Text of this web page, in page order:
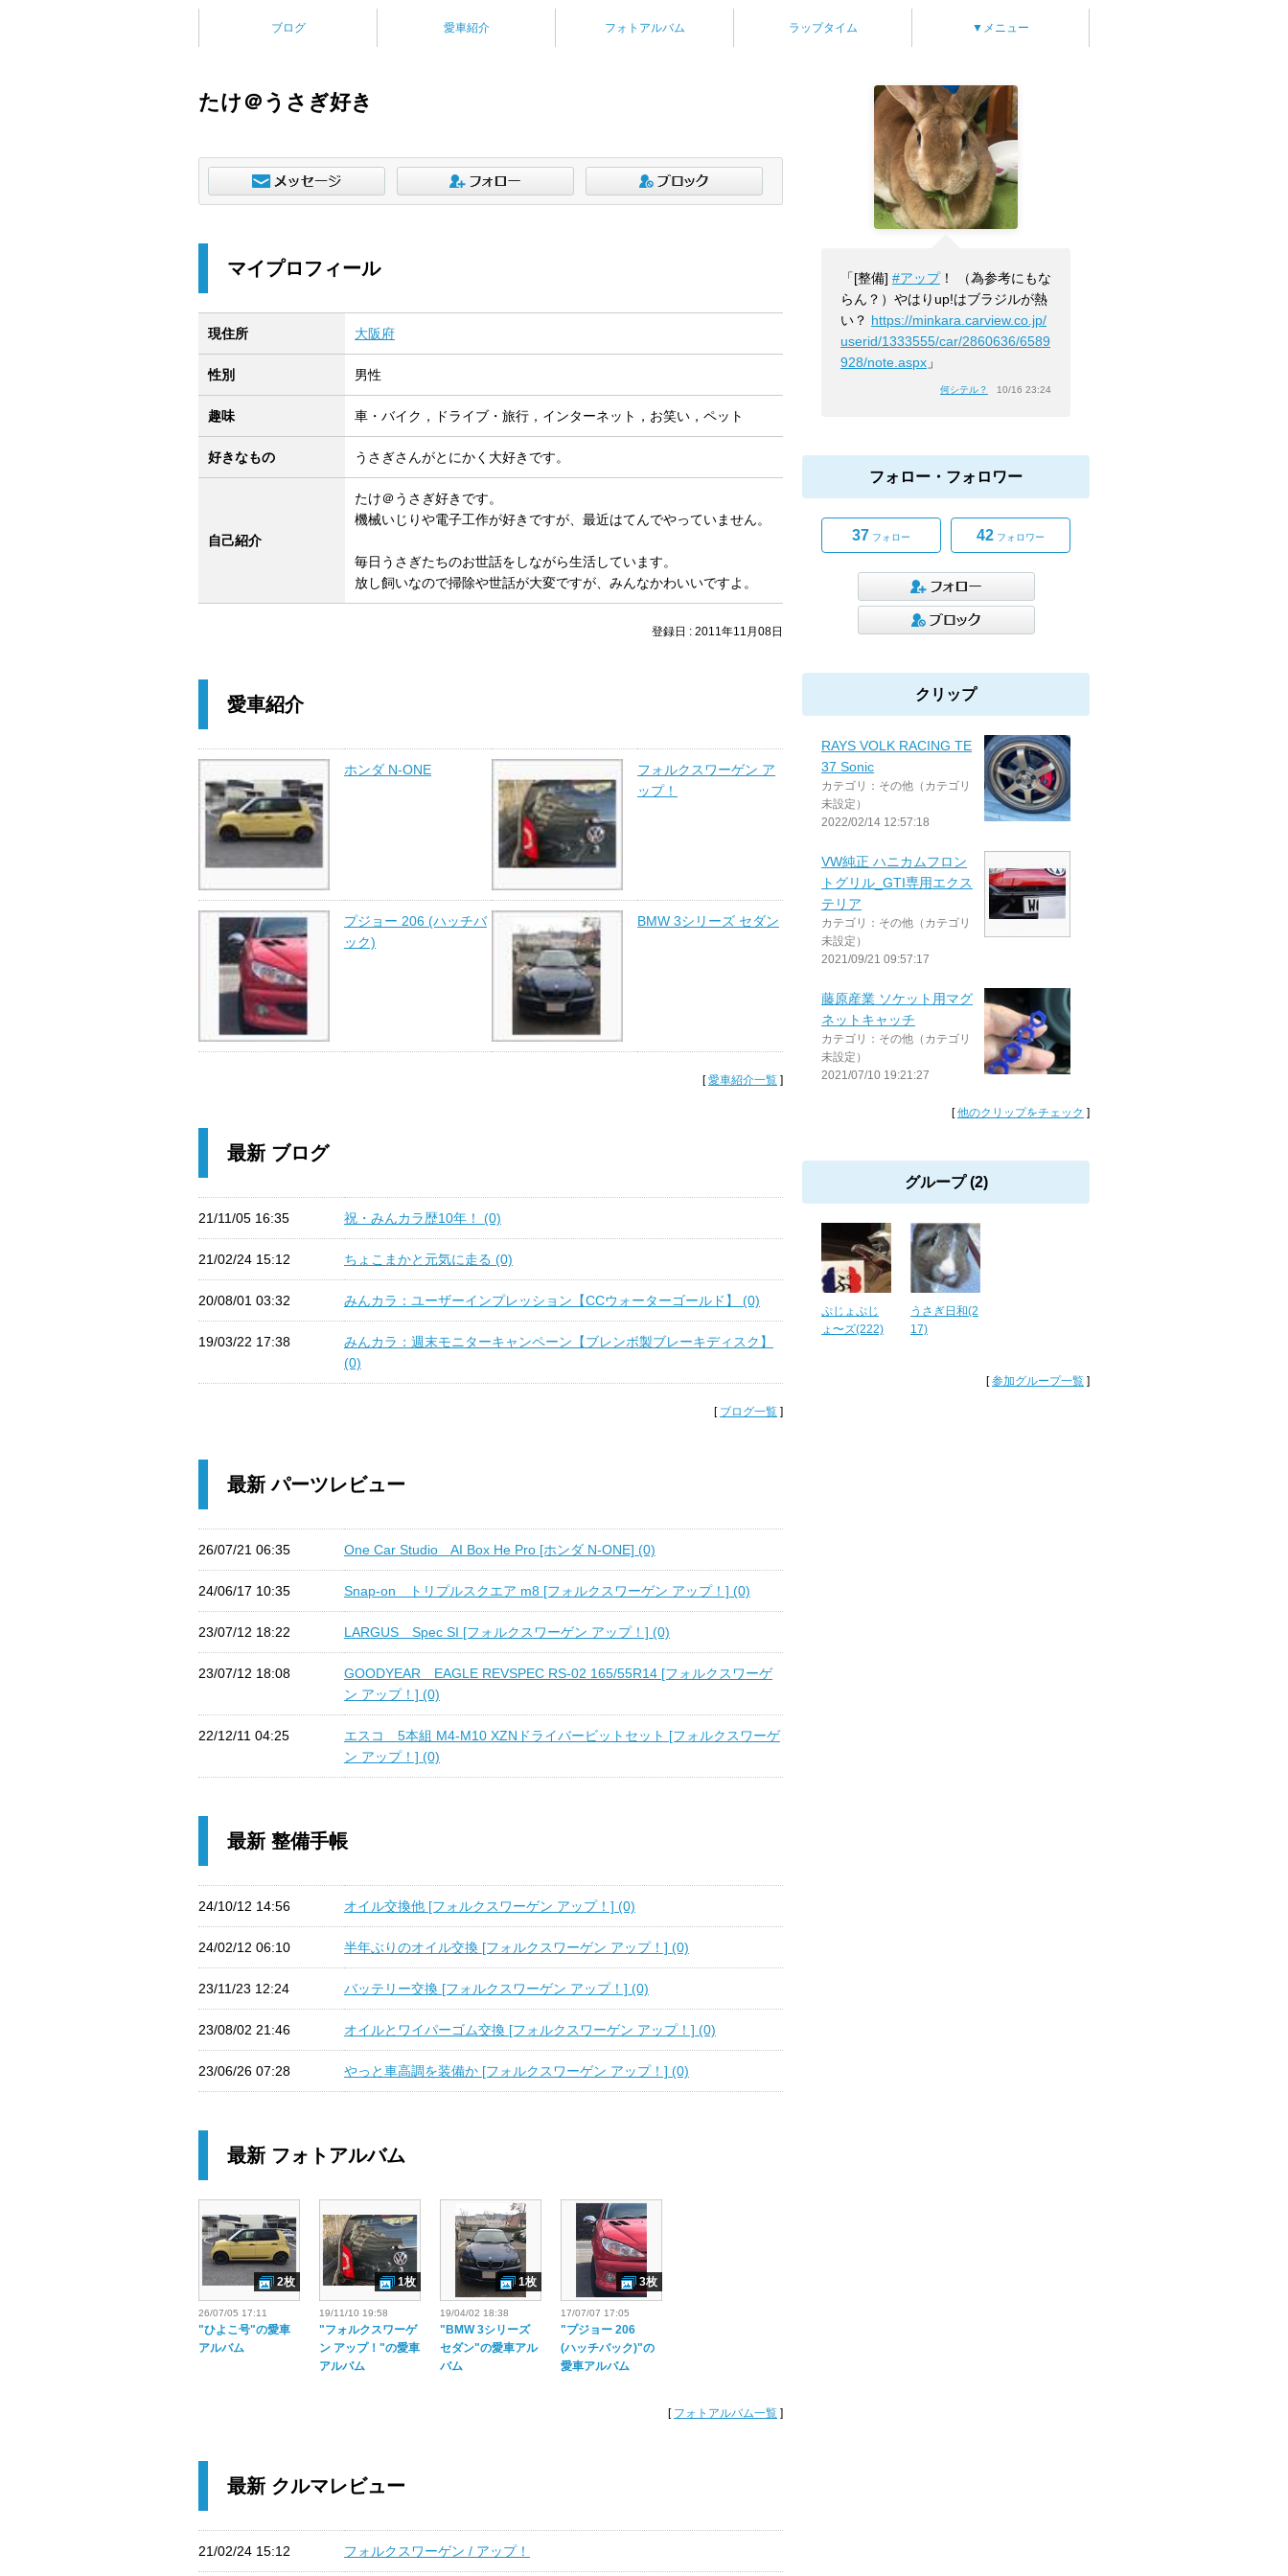
ブログ 愛車紹介 フォトアルバム ラップタイム ▼メニュー
たけ＠うさぎ好き
「[整備] #アップ！ （為参考にもな
らん？）やはりup!はブラジルが熱
い？ https://minkara.carview.co.jp/
userid/1333555/car/2860636/6589
928/note.aspx 」
何シテル？ 10/16 23:24
フォロー・フォロワー
37 フォロー 42 フォロワー
クリップ
RAYS VOLK RACING TE
37 Sonic
カテゴリ：その他（カテゴリ
未設定）
2022/02/14 12:57:18
VW純正 ハニカムフロン
トグリル_GTI専用エクス
テリア
カテゴリ：その他（カテゴリ
未設定）
2021/09/21 09:57:17
藤原産業 ソケット用マグ
ネットキャッチ
カテゴリ：その他（カテゴリ
未設定）
2021/07/10 19:21:27
[他のクリップをチェック ]
グループ (2)
ぷじょぷじ
ょ〜ズ(222)
うさぎ日和(2
17)
[参加グループ一覧 ]
マイプロフィール
現住所 大阪府
性別 男性
趣味 車・バイク，ドライブ・旅行，インターネット，お笑い，ペット
好きなもの うさぎさんがとにかく大好きです。
自己紹介
たけ＠うさぎ好きです。
機械いじりや電子工作が好きですが、最近はてんでやっていません。
毎日うさぎたちのお世話をしながら生活しています。
放し飼いなので掃除や世話が大変ですが、みんなかわいいですよ。
登録日 : 2011年11月08日
愛車紹介
ホンダ N-ONE
フォルクスワーゲン ア
ップ！
プジョー 206 (ハッチバ
ック)
BMW 3シリーズ セダン
[愛車紹介一覧 ]
最新 ブログ
21/11/05 16:35 祝・みんカラ歴10年！ (0)
21/02/24 15:12 ちょこまかと元気に走る (0)
20/08/01 03:32 みんカラ：ユーザーインプレッション【CCウォーターゴールド】 (0)
19/03/22 17:38
みんカラ：週末モニターキャンペーン【ブレンボ製ブレーキディスク】
(0)
[ ブログ一覧 ]
最新 パーツレビュー
26/07/21 06:35 One Car Studio AI Box He Pro [ホンダ N-ONE] (0)
24/06/17 10:35 Snap-on トリプルスクエア m8 [フォルクスワーゲン アップ！] (0)
23/07/12 18:22 LARGUS Spec SI [フォルクスワーゲン アップ！] (0)
23/07/12 18:08
GOODYEAR EAGLE REVSPEC RS-02 165/55R14 [フォルクスワーゲ
ン アップ！] (0)
22/12/11 04:25
エスコ 5本組 M4-M10 XZNドライバービットセット [フォルクスワーゲ
ン アップ！] (0)
最新 整備手帳
24/10/12 14:56 オイル交換他 [フォルクスワーゲン アップ！] (0)
24/02/12 06:10 半年ぶりのオイル交換 [フォルクスワーゲン アップ！] (0)
23/11/23 12:24 バッテリー交換 [フォルクスワーゲン アップ！] (0)
23/08/02 21:46 オイルとワイパーゴム交換 [フォルクスワーゲン アップ！] (0)
23/06/26 07:28 やっと車高調を装備か [フォルクスワーゲン アップ！] (0)
最新 フォトアルバム
26/07/05 17:11
"ひよこ号"の愛車
アルバム
2枚
19/11/10 19:58
"フォルクスワーゲ
ン アップ！"の愛車
アルバム
1枚
19/04/02 18:38
"BMW 3シリーズ
セダン"の愛車アル
バム
1枚
17/07/07 17:05
"プジョー 206
(ハッチバック)"の
愛車アルバム
3枚
[ フォトアルバム一覧 ]
最新 クルマレビュー
21/02/24 15:12 フォルクスワーゲン / アップ！